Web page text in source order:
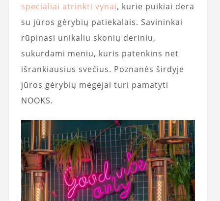
specialiai atrinkti vynai, kurie puikiai dera
su jūros gėrybių patiekalais. Savininkai
rūpinasi unikaliu skonių deriniu,
sukurdami meniu, kuris patenkins net
išrankiausius svečius. Poznanės širdyje
jūros gėrybių mėgėjai turi pamatyti
NOOKS.